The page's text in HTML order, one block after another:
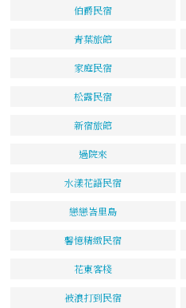
伯爵民宿
青葉旅館
家庭民宿
松露民宿
新宿旅館
過院來
水漾花語民宿
戀戀峇里島
馨憶精緻民宿
花東客棧
被浪打到民宿